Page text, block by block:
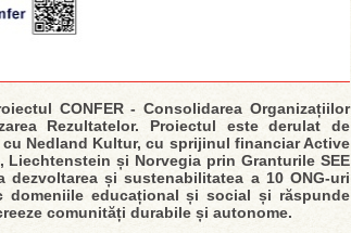
CONFER - Consolidarea Organizațiilor
Rezultatelor. Proiectul este derulat de
Nedland Kultur, cu sprijinul financiar Active
și Norvegia prin Granturile SEE
și sustenabilitatea a 10 ONG-uri
educațional și social și răspunde
comunități durabile și autonome.